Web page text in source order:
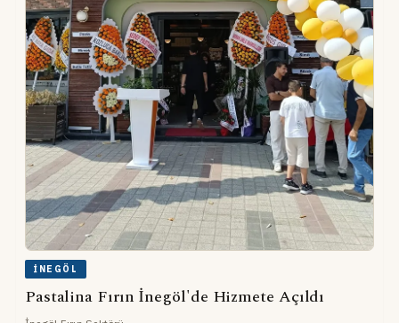
İNEGÖL
Pastalina Fırın İnegöl'de Hizmete Açıldı